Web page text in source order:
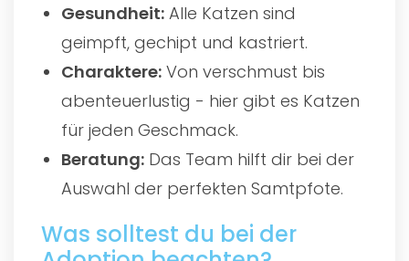
Gesundheit: Alle Katzen sind
geimpft, gechipt und kastriert.
Charaktere: Von verschmust bis
abenteuerlustig - hier gibt es Katzen
für jeden Geschmack.
Beratung: Das Team hilft dir bei der
Auswahl der perfekten Samtpfote.
Was solltest du bei der